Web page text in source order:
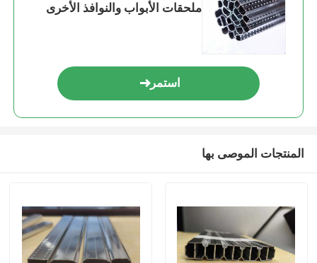
ملحقات الأبواب والنوافذ الأخرى
استمر
المنتجات الموصى بها